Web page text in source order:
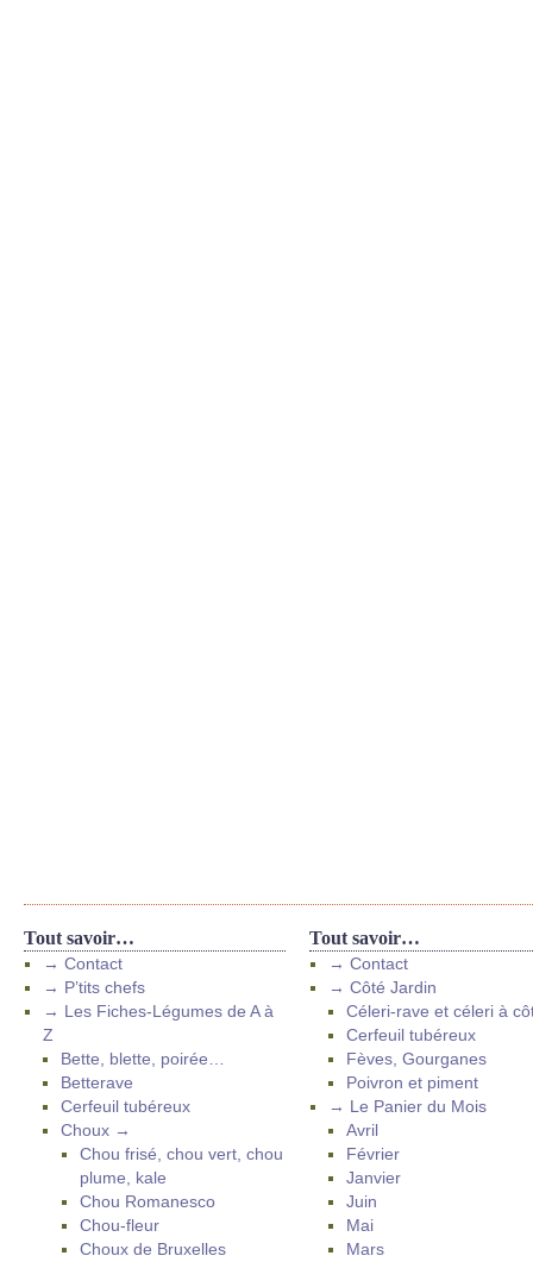
Tout savoir…
→ Contact
→ P’tits chefs
→ Les Fiches-Légumes de A à
Z
Bette, blette, poirée…
Betterave
Cerfeuil tubéreux
Choux →
Chou frisé, chou vert, chou
plume, kale
Chou Romanesco
Chou-fleur
Choux de Bruxelles
Tout savoir…
→ Contact
→ Côté Jardin
Céleri-rave et céleri à
Cerfeuil tubéreux
Fèves, Gourganes
Poivron et piment
→ Le Panier du Mois
Avril
Février
Janvier
Juin
Mai
Mars